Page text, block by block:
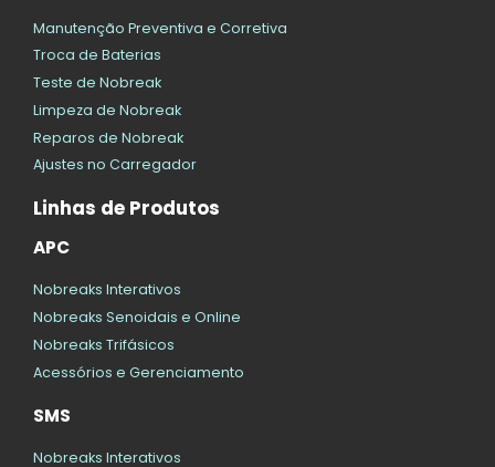
Manutenção Preventiva e Corretiva
Troca de Baterias
Teste de Nobreak
Limpeza de Nobreak
Reparos de Nobreak
Ajustes no Carregador
Linhas de Produtos
APC
Nobreaks Interativos
Nobreaks Senoidais e Online
Nobreaks Trifásicos
Acessórios e Gerenciamento
SMS
Nobreaks Interativos